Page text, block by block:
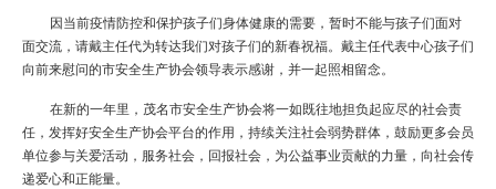
因当前疫情防控和保护孩子们身体健康的需要，暂时不能与孩子们面对
面交流，请戴主任代为转达我们对孩子们的新春祝福。戴主任代表中心孩子们
向前来慰问的市安全生产协会领导表示感谢，并一起照相留念。
在新的一年里，茂名市安全生产协会将一如既往地担负起应尽的社会责
任，发挥好安全生产协会平台的作用，持续关注社会弱势群体，鼓励更多会员
单位参与关爱活动，服务社会，回报社会，为公益事业贡献的力量，向社会传
递爱心和正能量。